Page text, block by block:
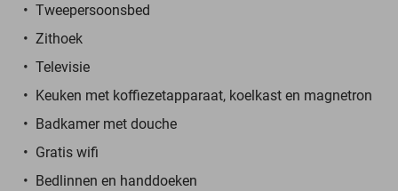
Tweepersoonsbed
Zithoek
Televisie
Keuken met koffiezetapparaat, koelkast en magnetron
Badkamer met douche
Gratis wifi
Bedlinnen en handdoeken